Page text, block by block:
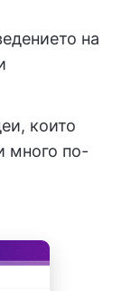
на
които
много по-